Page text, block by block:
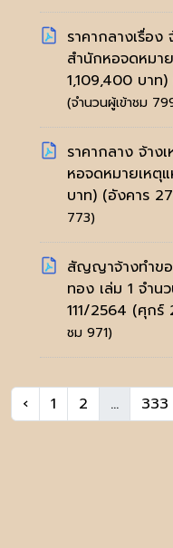
ราคากลางเรื่อง
สำนักหอจดหมา
1,109,400 บาท)
(จำนวนผู้เข้าชม
ราคากลาง จ้าง
หอจดหมายเหตุ
บาท) (อังคาร
773)
สัญญาจ้างทำข
ทอง เล่ม 1 จำ
111/2564 (ศุกร์
ชม 971)
‹ 1 2 ... 333